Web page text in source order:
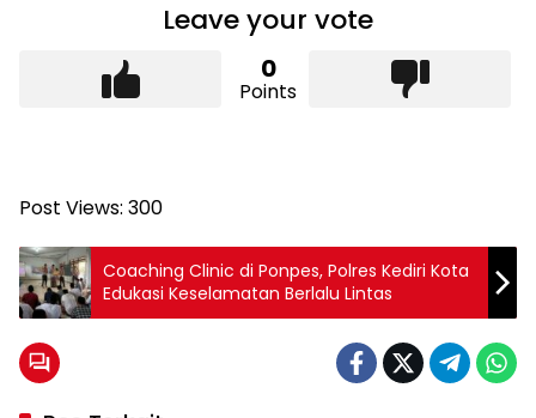
Leave your vote
0
Points
Post Views: 300
Coaching Clinic di Ponpes, Polres Kediri Kota
Edukasi Keselamatan Berlalu Lintas